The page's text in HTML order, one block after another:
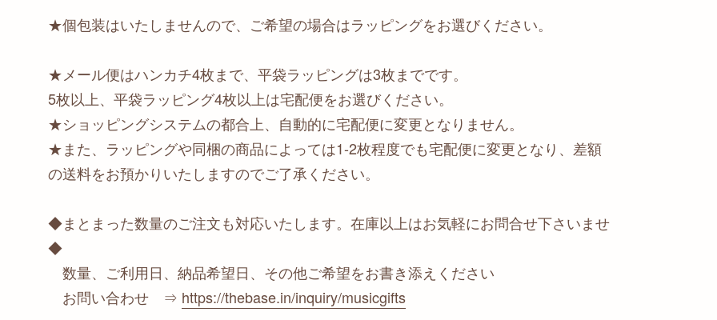
★個包装はいたしませんので、ご希望の場合はラッピングをお選びください。
★メール便はハンカチ4枚まで、平袋ラッピングは3枚までです。
5枚以上、平袋ラッピング4枚以上は宅配便をお選びください。
★ショッピングシステムの都合上、自動的に宅配便に変更となりません。
★また、ラッピングや同梱の商品によっては1-2枚程度でも宅配便に変更となり、差額
の送料をお預かりいたしますのでご了承ください。
◆まとまった数量のご注文も対応いたします。在庫以上はお気軽にお問合せ下さいませ
◆
数量、ご利用日、納品希望日、その他ご希望をお書き添えください
お問い合わせ ⇒ https://thebase.in/inquiry/musicgifts